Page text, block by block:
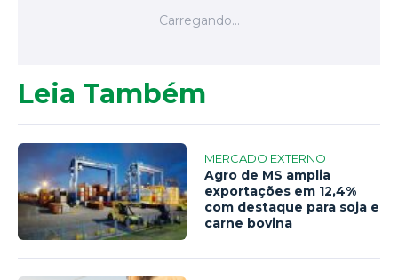
Leia Também
MERCADO EXTERNO
Agro de MS amplia
exportações em 12,4%
com destaque para soja e
carne bovina